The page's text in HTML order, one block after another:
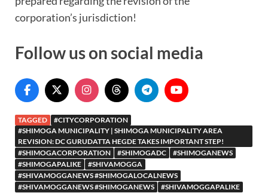
corporation’s jurisdiction!
Follow us on social media
TAGGED
#CITYCORPORATION
#SHIMOGA MUNICIPALITY | SHIMOGA MUNICIPALITY AREA
REVISION: DC GURUDATTA HEGDE TAKES IMPORTANT STEP!
#SHIMOGACORPORATION
#SHIMOGADC
#SHIMOGANEWS
#SHIMOGAPALIKE
#SHIVAMOGGA
#SHIVAMOGGANEWS #SHIMOGALOCALNEWS
#SHIVAMOGGANEWS #SHIMOGANEWS
#SHIVAMOGGAPALIKE